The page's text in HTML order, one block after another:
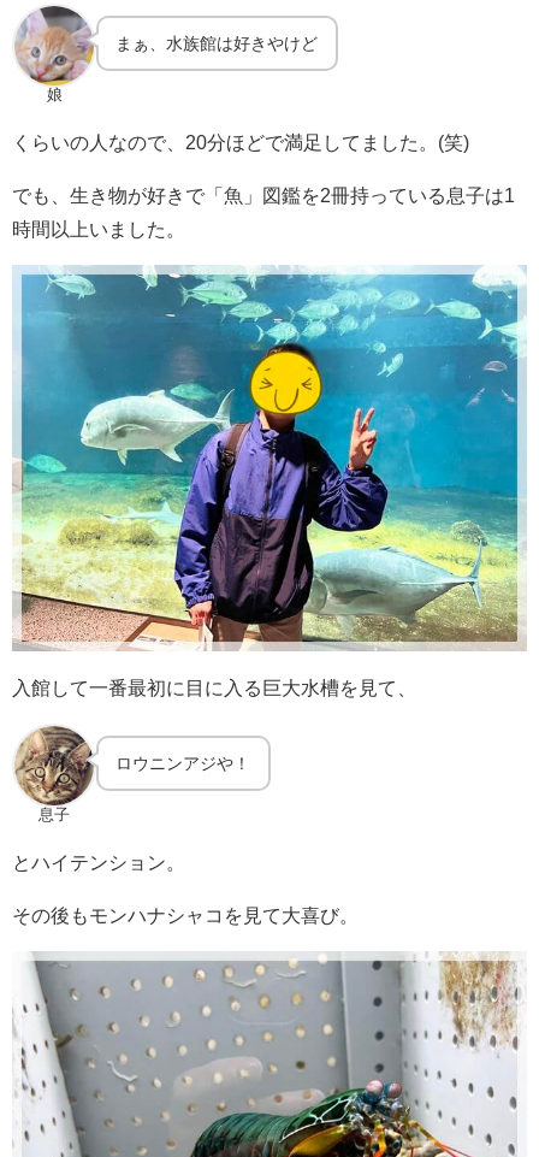
娘
まぁ、水族館は好きやけど
くらいの人なので、20分ほどで満足してました。(笑)
でも、生き物が好きで「魚」図鑑を2冊持っている息子は1
時間以上いました。
入館して一番最初に目に入る巨大水槽を見て、
息子
ロウニンアジや！
とハイテンション。
その後もモンハナシャコを見て大喜び。